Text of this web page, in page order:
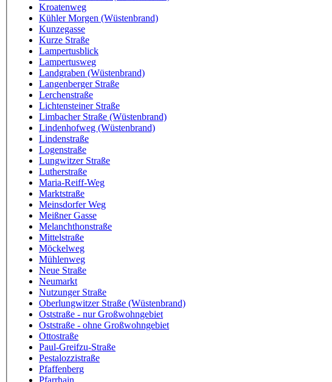
Kroatenweg
Kühler Morgen (Wüstenbrand)
Kunzegasse
Kurze Straße
Lampertusblick
Lampertusweg
Landgraben (Wüstenbrand)
Langenberger Straße
Lerchenstraße
Lichtensteiner Straße
Limbacher Straße (Wüstenbrand)
Lindenhofweg (Wüstenbrand)
Lindenstraße
Logenstraße
Lungwitzer Straße
Lutherstraße
Maria-Reiff-Weg
Marktstraße
Meinsdorfer Weg
Meißner Gasse
Melanchthonstraße
Mittelstraße
Möckelweg
Mühlenweg
Neue Straße
Neumarkt
Nutzunger Straße
Oberlungwitzer Straße (Wüstenbrand)
Oststraße - nur Großwohngebiet
Oststraße - ohne Großwohngebiet
Ottostraße
Paul-Greifzu-Straße
Pestalozzistraße
Pfaffenberg